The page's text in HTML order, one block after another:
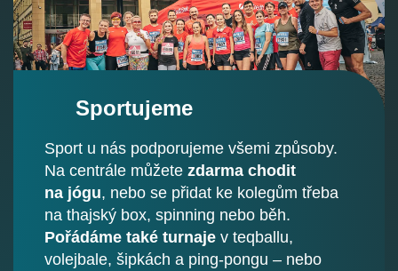
Sportujeme
Sport u nás podporujeme všemi způsoby.
Na centrále můžete zdarma chodit
na jógu, nebo se přidat ke kolegům třeba
na thajský box, spinning nebo běh.
Pořádáme také turnaje v teqballu,
volejbale, šipkách a ping-pongu – nebo